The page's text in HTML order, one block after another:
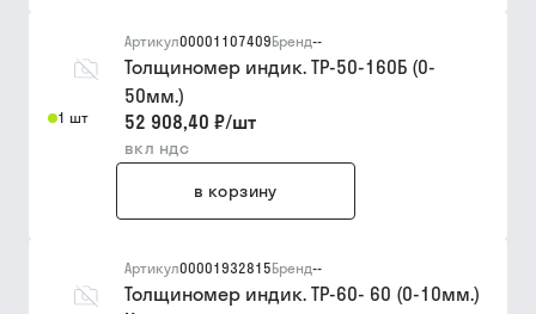
1 шт
Артикул00001107409Бренд--
Толщиномер индик. ТР-50-160Б (0-
50мм.)
52 908,40 ₽/шт
вкл ндс
в корзину
Артикул00001932815Бренд--
Толщиномер индик. ТР-60- 60 (0-10мм.)